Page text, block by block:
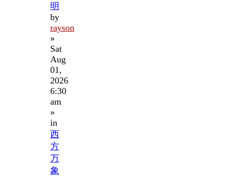
明
by
rayson
»
Sat
Aug
01,
2026
6:30
am
»
in
西
方
万
象